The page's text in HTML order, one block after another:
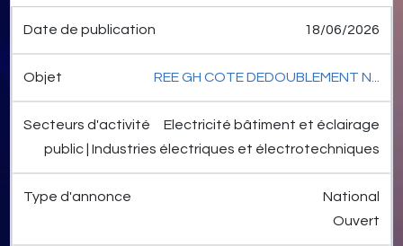
18/06/2026
REE GH COTE DEDOUBLEMENT N...
Electricité bâtiment et éclairage
public | Industries électriques et électrotechniques
National
Ouvert